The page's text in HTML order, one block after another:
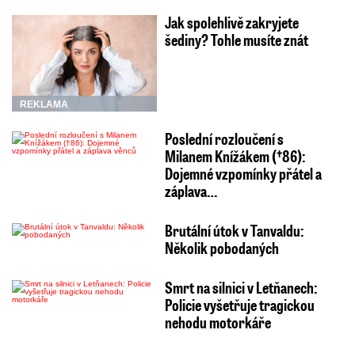
REKLAMA
Jak spolehlivě zakryjete
šediny? Tohle musíte znát
Poslední rozloučení s
Milanem Knížákem (†86):
Dojemné vzpomínky přátel a
záplava…
Brutální útok v Tanvaldu:
Několik pobodaných
Smrt na silnici v Letňanech:
Policie vyšetřuje tragickou
nehodu motorkáře